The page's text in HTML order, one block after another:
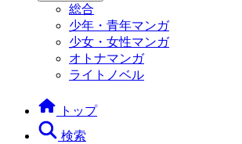
総合
少年・青年マンガ
少女・女性マンガ
オトナマンガ
ライトノベル
トップ
検索